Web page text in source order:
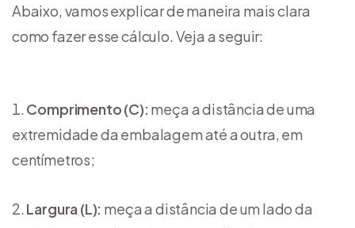
Abaixo, vamos explicar de maneira mais clara
como fazer esse cálculo. Veja a seguir:
Comprimento (C): meça a distância de uma
extremidade da embalagem até a outra, em
centímetros;
Largura (L): meça a distância de um lado da